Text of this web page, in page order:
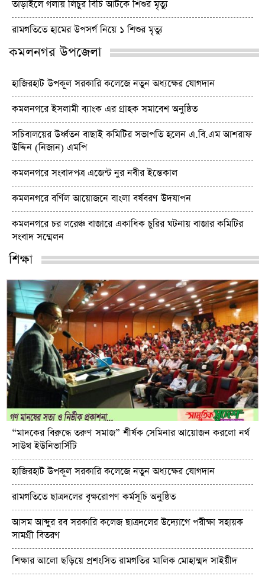
তাড়াইলে গলায় লিচুর বিচি আটকে শিশুর মৃত্যু
রামগতিতে হামের উপসর্গ নিয়ে ১ শিশুর মৃত্যু
কমলনগর উপজেলা
হাজিরহাট উপকূল সরকারি কলেজে নতুন অধ্যক্ষের যোগদান
কমলনগরে ইসলামী ব্যাংক এর গ্রাহক সমাবেশ অনুষ্ঠিত
সচিবালয়ের উর্ধ্বতন বাছাই কমিটির সভাপতি হলেন এ.বি.এম আশরাফ
উদ্দিন (নিজান) এমপি
কমলনগরে সংবাদপত্র এজেন্ট নুর নবীর ইন্তেকাল
কমলনগরে বর্ণিল আয়োজনে বাংলা বর্ষবরণ উদযাপন
কমলনগরে চর লরেঞ্চ বাজারে একাধিক চুরির ঘটনায় বাজার কমিটির
সংবাদ সম্মেলন
শিক্ষা
“মাদকের বিরুদ্ধে তরুণ সমাজ” শীর্ষক সেমিনার আয়োজন করলো নর্থ
সাউথ ইউনিভার্সিটি
হাজিরহাট উপকূল সরকারি কলেজে নতুন অধ্যক্ষের যোগদান
রামগতিতে ছাত্রদলের বৃক্ষরোপণ কর্মসূচি অনুষ্ঠিত
আসম আব্দুর রব সরকারি কলেজ ছাত্রদলের উদ্যোগে পরীক্ষা সহায়ক
সামগ্রী বিতরণ
শিক্ষার আলো ছড়িয়ে প্রশংসিত রামগতির মালিক মোহাম্মদ সাইয়ীদ